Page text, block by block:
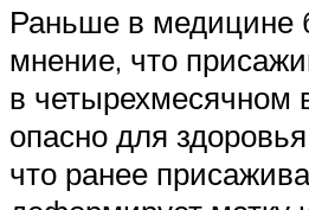
Раньше в медицине
мнение, что
в четырехмесячном
опасно для
что ранее